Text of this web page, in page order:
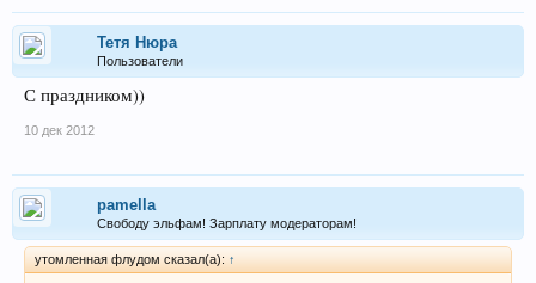
Тетя Нюра
Пользователи
С праздником))
10 дек 2012
pamella
Свободу эльфам! Зарплату модераторам!
утомленная флудом сказал(а): ↑